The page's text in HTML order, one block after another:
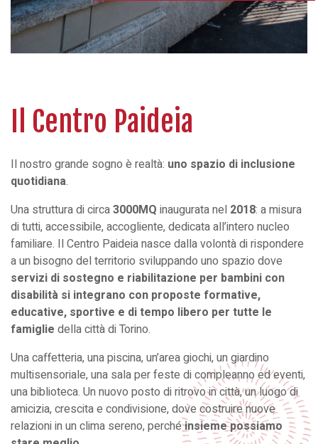
Il Centro Paideia
Il nostro grande sogno è realtà: uno spazio di inclusione
quotidiana.
Una struttura di circa3000MQ inaugurata nel 2018: a misura
di tutti, accessibile, accogliente, dedicata all’intero nucleo
familiare. Il Centro Paideia nasce dalla volontà di rispondere
a un bisogno del territorio sviluppando uno spazio dove
servizi di sostegno e riabilitazione per bambini con
disabilità si integrano con proposte formative,
educative, sportive e di tempo libero per tutte le
famiglie della città di Torino.
Una caffetteria, una piscina, un’area giochi, un giardino
multisensoriale, una sala per feste di compleanno ed eventi,
una biblioteca. Un nuovo posto di ritrovo in città, un luogo di
amicizia, crescita e condivisione, dove costruire nuove
relazioni in un clima sereno, perchéinsieme possiamo